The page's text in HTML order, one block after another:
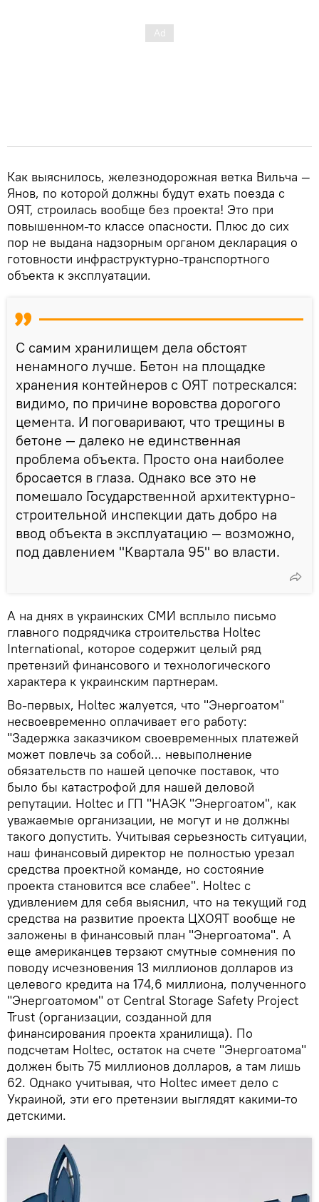
Как выяснилось, железнодорожная ветка Вильча —
Янов, по которой должны будут ехать поезда с
ОЯТ, строилась вообще без проекта! Это при
повышенном-то классе опасности. Плюс до сих
пор не выдана надзорным органом декларация о
готовности инфраструктурно-транспортного
объекта к эксплуатации.
С самим хранилищем дела обстоят
ненамного лучше. Бетон на площадке
хранения контейнеров с ОЯТ потрескался:
видимо, по причине воровства дорогого
цемента. И поговаривают, что трещины в
бетоне — далеко не единственная
проблема объекта. Просто она наиболее
бросается в глаза. Однако все это не
помешало Государственной архитектурно-
строительной инспекции дать добро на
ввод объекта в эксплуатацию — возможно,
под давлением "Квартала 95" во власти.
А на днях в украинских СМИ всплыло письмо
главного подрядчика строительства Holtec
International, которое содержит целый ряд
претензий финансового и технологического
характера к украинским партнерам.
Во-первых, Holtec жалуется, что "Энергоатом"
несвоевременно оплачивает его работу:
"Задержка заказчиком своевременных платежей
может повлечь за собой... невыполнение
обязательств по нашей цепочке поставок, что
было бы катастрофой для нашей деловой
репутации. Holtec и ГП "НАЭК "Энергоатом", как
уважаемые организации, не могут и не должны
такого допустить. Учитывая серьезность ситуации,
наш финансовый директор не полностью урезал
средства проектной команде, но состояние
проекта становится все слабее". Holtec с
удивлением для себя выяснил, что на текущий год
средства на развитие проекта ЦХОЯТ вообще не
заложены в финансовый план "Энергоатома". А
еще американцев терзают смутные сомнения по
поводу исчезновения 13 миллионов долларов из
целевого кредита на 174,6 миллиона, полученного
"Энергоатомом" от Central Storage Safety Project
Trust (организации, созданной для
финансирования проекта хранилища). По
подсчетам Holtec, остаток на счете "Энергоатома"
должен быть 75 миллионов долларов, а там лишь
62. Однако учитывая, что Holtec имеет дело с
Украиной, эти его претензии выглядят какими-то
детскими.